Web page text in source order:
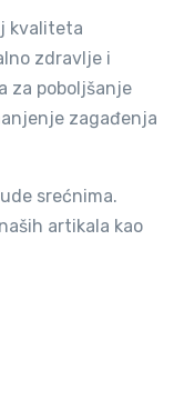
kvaliteta
zdravlje i
za poboljšanje
zagađenja
srećnima.
artikala kao